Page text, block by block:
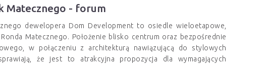
Matecznego - forum
dewelopera Dom Development to osiedle wieloetapowe,
Matecznego. Położenie blisko centrum oraz bezpośrednie
w połączeniu z architekturą nawiązującą do stylowych
że jest to atrakcyjna propozycja dla wymagających